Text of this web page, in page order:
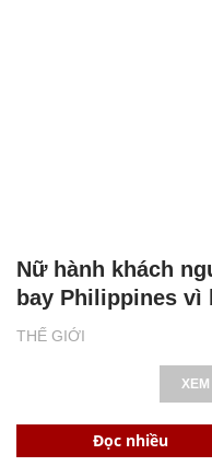
THẾ GIỚI
Nữ hành khách
bay Philippines vì
Đọc nhiều